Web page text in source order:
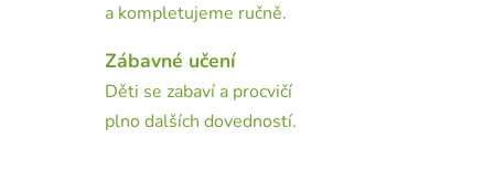
a kompletujeme ručně.
Zábavné učení
Děti se zabaví a procvičí
plno dalších dovedností.